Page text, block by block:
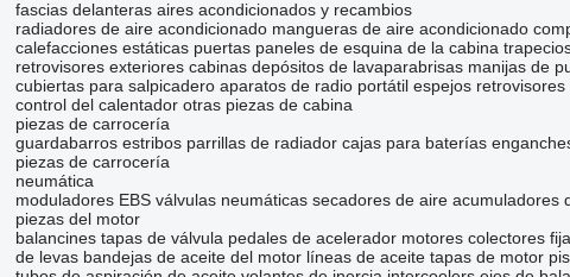
fascias delanteras aires acondicionados y recambios
radiadores de aire acondicionado mangueras de aire acondicionado
calefacciones estáticas puertas paneles de esquina de la cabina
retrovisores exteriores cabinas depósitos de lavaparabrisas manijas de
cubiertas para salpicadero aparatos de radio portátil espejos retrovisores
control del calentador otras piezas de cabina
piezas de carrocería
guardabarros estribos parrillas de radiador cajas para baterías
piezas de carrocería
neumática
moduladores EBS válvulas neumáticas secadores de aire acumuladores
piezas del motor
balancines tapas de válvula pedales de acelerador motores colectores
de levas bandejas de aceite del motor líneas de aceite tapas de motor